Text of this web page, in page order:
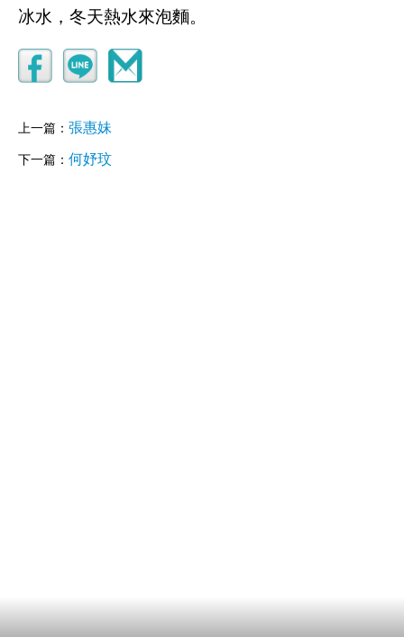
冰水，冬天熱水來泡麵。
上一篇： 張惠妹
下一篇： 何妤玟